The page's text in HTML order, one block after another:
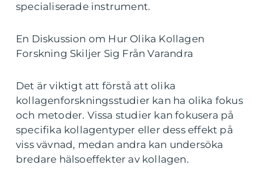
specialiserade instrument.
En Diskussion om Hur Olika Kollagen
Forskning Skiljer Sig Från Varandra
Det är viktigt att förstå att olika
kollagenforskningsstudier kan ha olika fokus
och metoder. Vissa studier kan fokusera på
specifika kollagentyper eller dess effekt på
viss vävnad, medan andra kan undersöka
bredare hälsoeffekter av kollagen.